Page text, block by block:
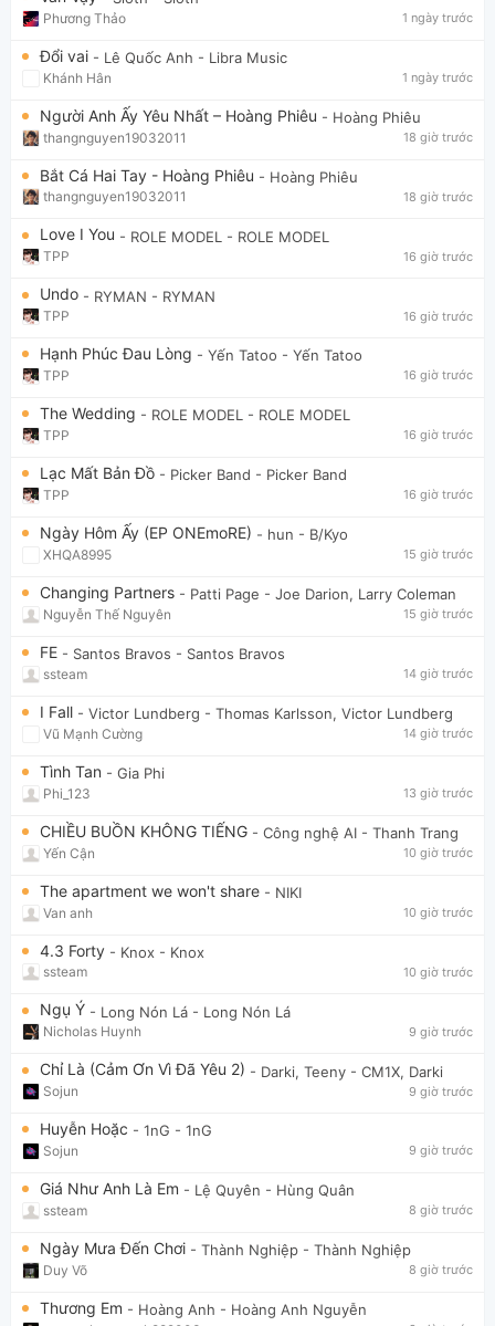
Phương Thảo 1 ngày trước
Đổi vai - Lê Quốc Anh - Libra Music
Khánh Hân 1 ngày trước
Người Anh Ấy Yêu Nhất – Hoàng Phiêu - Hoàng Phiêu
thangnguyen19032011 18 giờ trước
Bắt Cá Hai Tay - Hoàng Phiêu - Hoàng Phiêu
thangnguyen19032011 18 giờ trước
Love I You - ROLE MODEL - ROLE MODEL
TPP 16 giờ trước
Undo - RYMAN - RYMAN
TPP 16 giờ trước
Hạnh Phúc Đau Lòng - Yến Tatoo - Yến Tatoo
TPP 16 giờ trước
The Wedding - ROLE MODEL - ROLE MODEL
TPP 16 giờ trước
Lạc Mất Bản Đồ - Picker Band - Picker Band
TPP 16 giờ trước
Ngày Hôm Ấy (EP ONEmoRE) - hun - B/Kyo
XHQA8995 15 giờ trước
Changing Partners - Patti Page - Joe Darion, Larry Coleman
Nguyễn Thế Nguyên 15 giờ trước
FE - Santos Bravos - Santos Bravos
ssteam 14 giờ trước
I Fall - Victor Lundberg - Thomas Karlsson, Victor Lundberg
Vũ Mạnh Cường 14 giờ trước
Tình Tan - Gia Phi
Phi_123 13 giờ trước
CHIỀU BUỒN KHÔNG TIẾNG - Công nghệ AI - Thanh Trang
Yến Cận 10 giờ trước
The apartment we won't share - NIKI
Van anh 10 giờ trước
4.3 Forty - Knox - Knox
ssteam 10 giờ trước
Ngụ Ý - Long Nón Lá - Long Nón Lá
Nicholas Huynh 9 giờ trước
Chỉ Là (Cảm Ơn Vì Đã Yêu 2) - Darki, Teeny - CM1X, Darki
Sojun 9 giờ trước
Huyễn Hoặc - 1nG - 1nG
Sojun 9 giờ trước
Giá Như Anh Là Em - Lệ Quyên - Hùng Quân
ssteam 8 giờ trước
Ngày Mưa Đến Chơi - Thành Nghiệp - Thành Nghiệp
Duy Võ 8 giờ trước
Thương Em - Hoàng Anh - Hoàng Anh Nguyễn